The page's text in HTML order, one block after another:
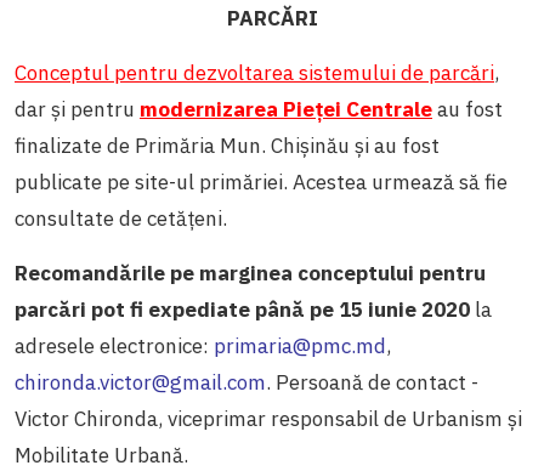
PARCĂRI
Conceptul pentru dezvoltarea sistemului de parcări,
dar și pentru modernizarea Pieței Centraleau fost
finalizate de Primăria Mun. Chișinău și au fost
publicate pe site-ul primăriei. Acestea urmează să fie
consultate de cetățeni.
Recomandările pe marginea conceptului pentru
parcări pot fi expediate până pe 15 iunie 2020 la
adresele electronice: primaria@pmc.md,
chironda.victor@gmail.com. Persoană de contact -
Victor Chironda, viceprimar responsabil de Urbanism și
Mobilitate Urbană.